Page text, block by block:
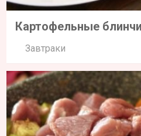
Картофельные
Завтраки